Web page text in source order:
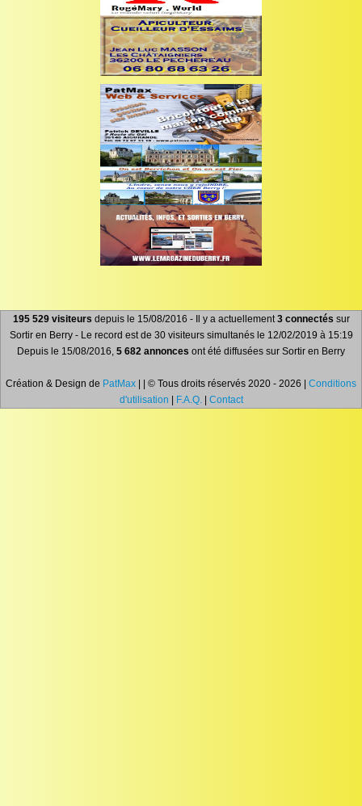
195 529 visiteurs depuis le 15/08/2016 - Il y a actuellement3 connectés sur
Sortir en Berry - Le record est de 30 visiteurs simultanés le 12/02/2019 à 15:19
Depuis le 15/08/2016, 5 682 annonces ont été diffusées sur Sortir en Berry
Création & Design de PatMax | | © Tous droits réservés 2020 - 2026 | Conditions
d'utilisation
F.A.Q.| Contact